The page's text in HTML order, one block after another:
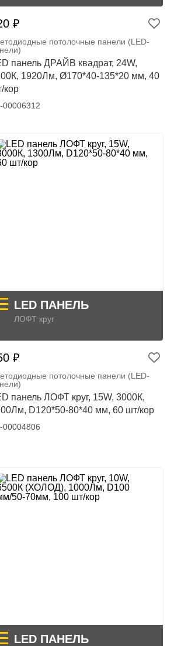
₽
потолочные панели (LED-
панель ДРАЙВ квадрат, 24W,
1920Лм, Ø170*40-135*20 мм, 40
кор
00006312
LED ПАНЕЛЬ
ЛОФТ круг
₽
потолочные панели (LED-
панель ЛОФТ круг, 15W, 3000К,
D120*50-80*40 мм, 60 шт/кор
00004806
LED ПАНЕЛЬ